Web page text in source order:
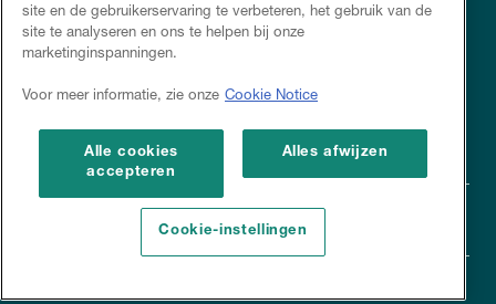
Cookiebeleid
Corporate site
site en de gebruikerservaring te verbeteren, het gebruik van de
site te analyseren en ons te helpen bij onze
marketinginspanningen.
Voor meer informatie, zie onze Cookie Notice
Alle cookies
accepteren
Alles afwijzen
Cookie-instellingen